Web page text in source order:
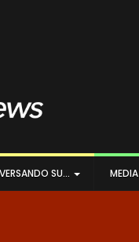
SU… MEDIA